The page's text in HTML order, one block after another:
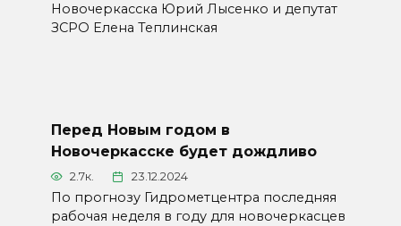
Новочеркасска Юрий Лысенко и депутат
ЗСРО Елена Теплинская
Перед Новым годом в
Новочеркасске будет дождливо
2.7к. 23.12.2024
По прогнозу Гидрометцентра последняя
рабочая неделя в году для новочеркасцев